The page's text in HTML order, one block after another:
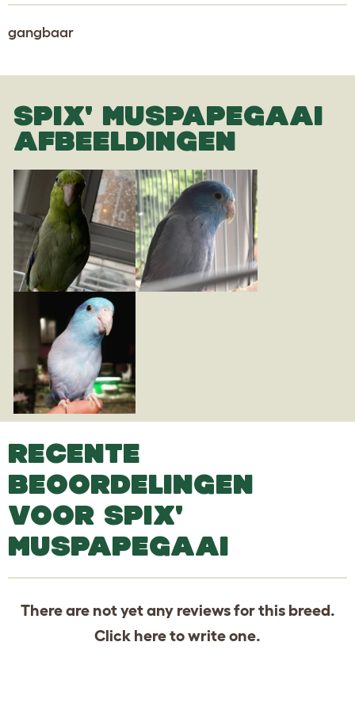
gangbaar
SPIX' MUSPAPEGAAI
AFBEELDINGEN
RECENTE
BEOORDELINGEN
VOOR SPIX'
MUSPAPEGAAI
There are not yet any reviews for this breed.
Click hereto write one.